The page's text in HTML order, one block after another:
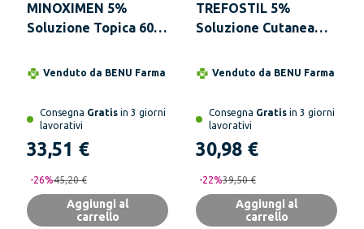
MINOXIMEN 5%
Soluzione Topica 60
Venduto da BENU Farma
Consegna Gratis in 3 giorni
lavorativi
33,51 €
-26%45,20 €
Aggiungi al
carrello
TREFOSTIL 5%
Soluzione Cutanea
Venduto da BENU Farma
Consegna Gratis in 3 giorni
lavorativi
30,98 €
-22%39,50 €
Aggiungi al
carrello